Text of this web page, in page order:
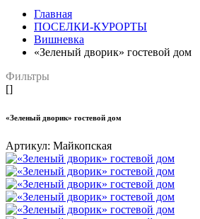
Главная
ПОСЕЛКИ-КУРОРТЫ
Вишневка
«Зеленый дворик» гостевой дом
Фильтры
[]
«Зеленый дворик» гостевой дом
Артикул: Майкопская